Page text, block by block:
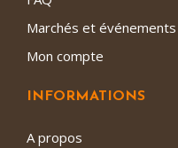
Marchés et événements
Mon compte
INFORMATIONS
A propos